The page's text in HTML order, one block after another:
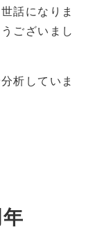
話になりま
ございまし
析していま
年